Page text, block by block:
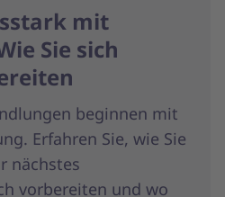
mit
Sie sich
beginnen mit
Erfahren Sie, wie Sie
nächstes
vorbereiten und wo